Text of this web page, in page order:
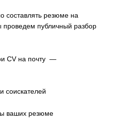
составлять резюме на
проведем публичный разбор
CV на почту —
соискателей
ваших резюме